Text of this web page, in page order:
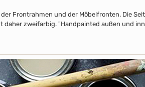
Frontrahmen und der Möbelfronten. Die
daher zweifarbig. "Handpainted außen und